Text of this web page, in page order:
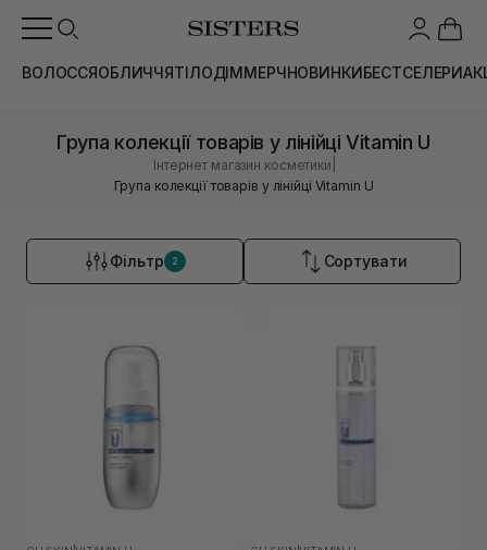
ВОЛОССЯОБЛИЧЧЯТІЛОДІММЕРЧНОВИНКИБЕСТСЕЛЕРИ
Група колекції товарів у лінійці Vitamin U
Інтернет магазин косметики
Група колекції товарів у лінійці Vitamin U
Фільтр 2 Сортувати